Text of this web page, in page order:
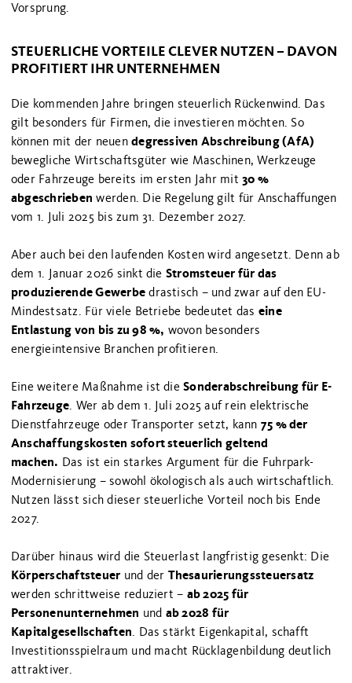
Vorsprung.
STEUERLICHE VORTEILE CLEVER NUTZEN – DAVON
PROFITIERT IHR UNTERNEHMEN
Die kommenden Jahre bringen steuerlich Rückenwind. Das
gilt besonders für Firmen, die investieren möchten. So
können mit der neuendegressiven Abschreibung (AfA)
bewegliche Wirtschaftsgüter wie Maschinen, Werkzeuge
oder Fahrzeuge bereits im ersten Jahr mit30 %
abgeschrieben werden. Die Regelung gilt für Anschaffungen
vom 1. Juli 2025 bis zum 31. Dezember 2027.
Aber auch bei den laufenden Kosten wird angesetzt. Denn ab
dem 1. Januar 2026 sinkt die Stromsteuer für das
produzierende Gewerbe drastisch – und zwar auf den EU-
Mindestsatz. Für viele Betriebe bedeutet das eine
Entlastung von bis zu 98 %, wovon besonders
energieintensive Branchen profitieren.
Eine weitere Maßnahme ist dieSonderabschreibung für E-
Fahrzeuge. Wer ab dem 1. Juli 2025 auf rein elektrische
Dienstfahrzeuge oder Transporter setzt, kann 75 % der
Anschaffungskosten sofort steuerlich geltend
machen. Das ist ein starkes Argument für die Fuhrpark-
Modernisierung – sowohl ökologisch als auch wirtschaftlich.
Nutzen lässt sich dieser steuerliche Vorteil noch bis Ende
2027.
Darüber hinaus wird die Steuerlast langfristig gesenkt: Die
Körperschaftsteuer und der Thesaurierungssteuersatz
werden schrittweise reduziert – ab 2025 für
Personenunternehmen und ab 2028 für
Kapitalgesellschaften. Das stärkt Eigenkapital, schafft
Investitionsspielraum und macht Rücklagenbildung deutlich
attraktiver.